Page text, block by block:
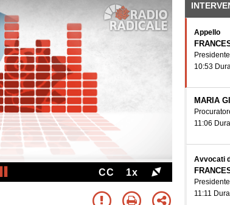
CC 1x
Appello
10:53
MARIA
11:06
Avvocati
11:11